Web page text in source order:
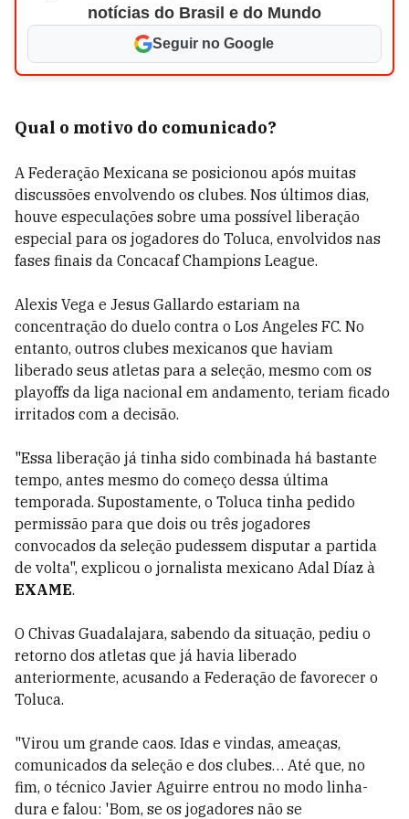
notícias do Brasil e do Mundo
Seguir no Google
Qual o motivo do comunicado?
A Federação Mexicana se posicionou após muitas
discussões envolvendo os clubes. Nos últimos dias,
houve especulações sobre uma possível liberação
especial para os jogadores do Toluca, envolvidos nas
fases finais da Concacaf Champions League.
Alexis Vega e Jesus Gallardo estariam na
concentração do duelo contra o Los Angeles FC. No
entanto, outros clubes mexicanos que haviam
liberado seus atletas para a seleção, mesmo com os
playoffs da liga nacional em andamento, teriam ficado
irritados com a decisão.
"Essa liberação já tinha sido combinada há bastante
tempo, antes mesmo do começo dessa última
temporada. Supostamente, o Toluca tinha pedido
permissão para que dois ou três jogadores
convocados da seleção pudessem disputar a partida
de volta", explicou o jornalista mexicano Adal Díaz à
EXAME.
O Chivas Guadalajara, sabendo da situação, pediu o
retorno dos atletas que já havia liberado
anteriormente, acusando a Federação de favorecer o
Toluca.
"Virou um grande caos. Idas e vindas, ameaças,
comunicados da seleção e dos clubes… Até que, no
fim, o técnico Javier Aguirre entrou no modo linha-
dura e falou: 'Bom, se os jogadores não se